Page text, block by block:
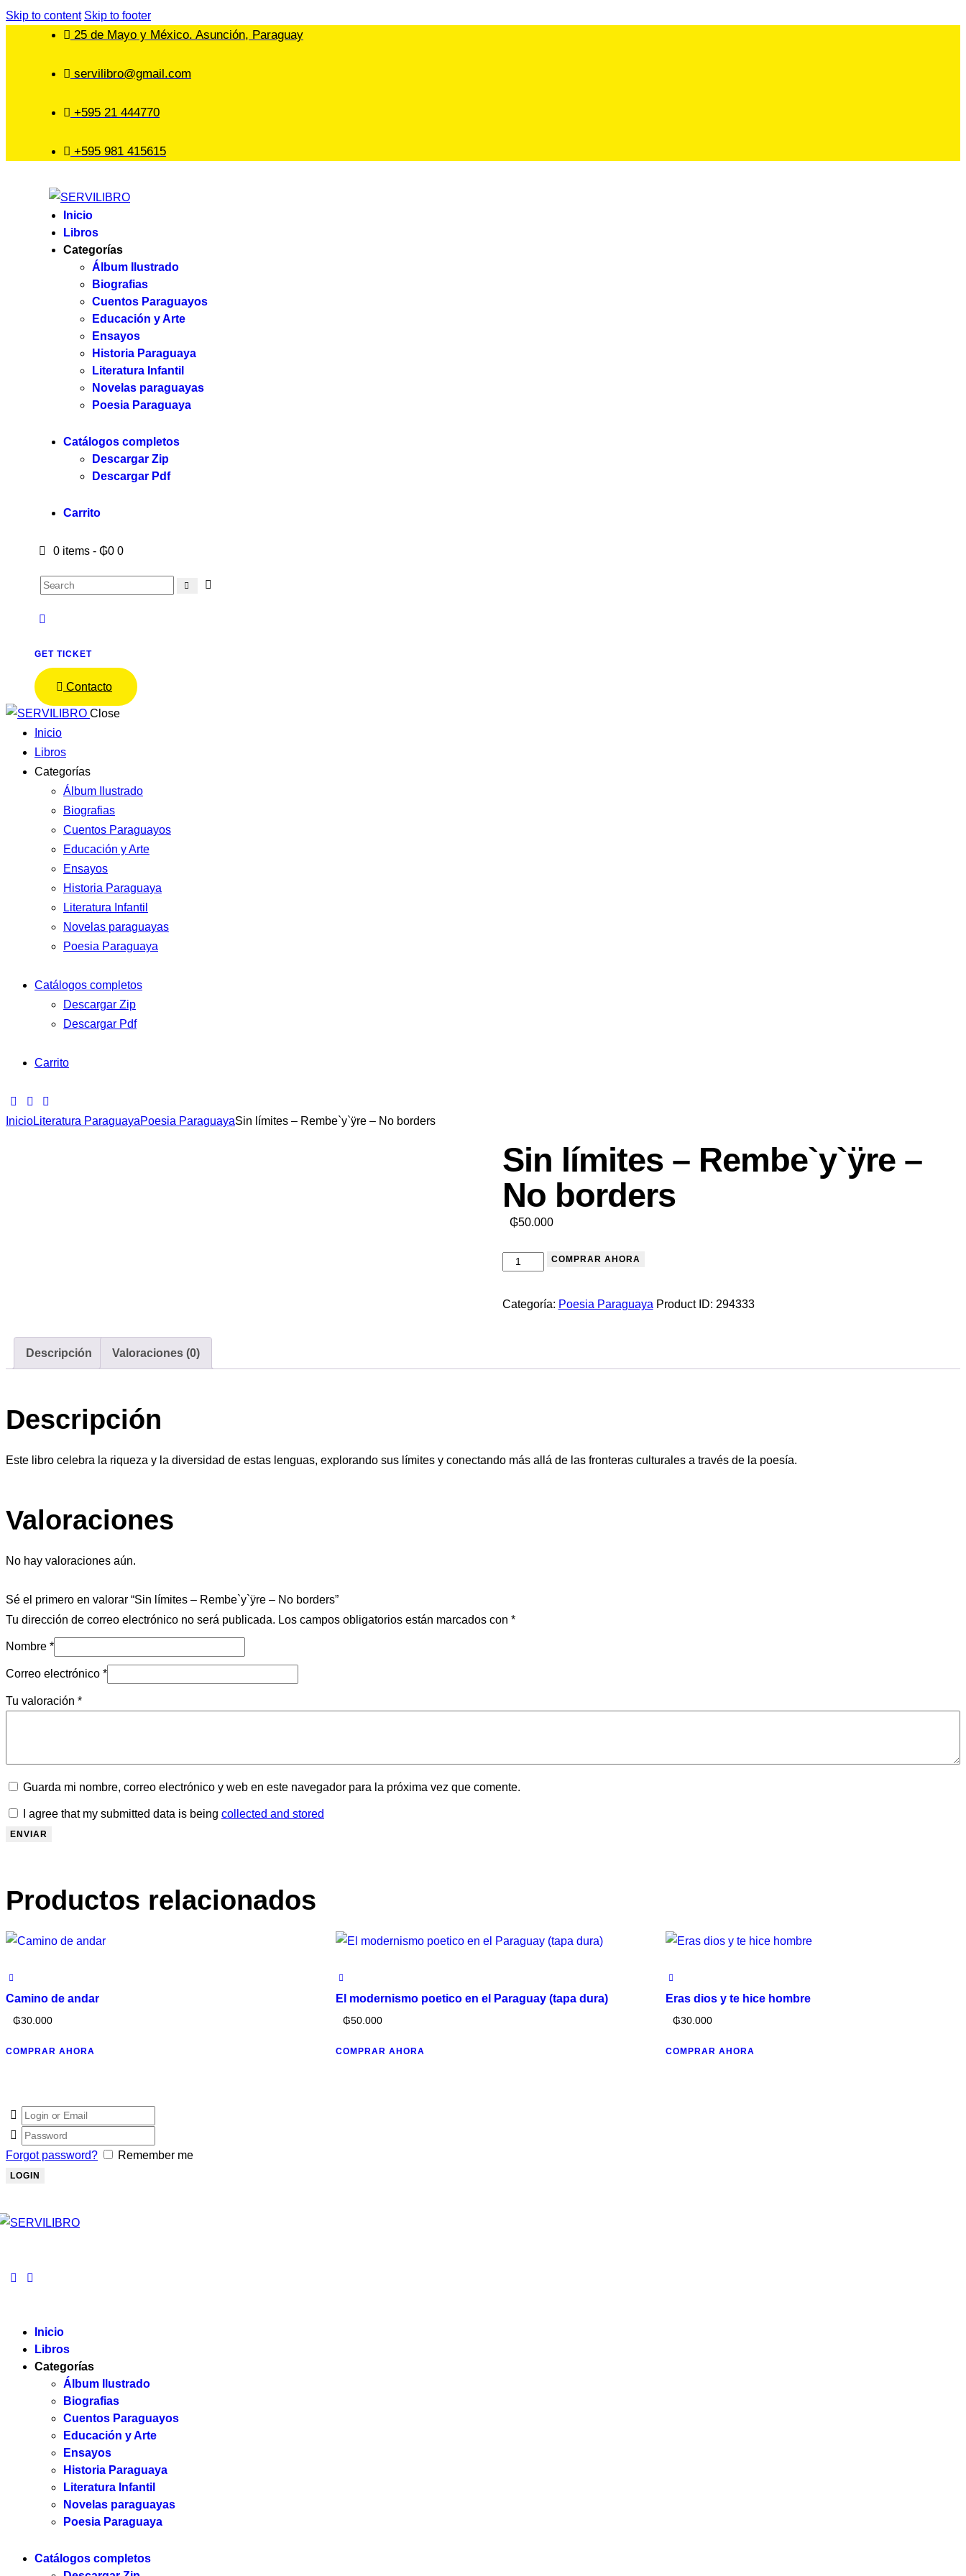
Skip to content Skip to footer
25 de Mayo y México. Asunción, Paraguay
servilibro@gmail.com
+595 21 444770
+595 981 415615
Inicio
Libros
Categorías
Álbum Ilustrado
Biografias
Cuentos Paraguayos
Educación y Arte
Ensayos
Historia Paraguaya
Literatura Infantil
Novelas paraguayas
Poesia Paraguaya
Catálogos completos
Descargar Zip
Descargar Pdf
Carrito
0 items - ₲0 0
GET TICKET
Contacto
Close
Inicio
Libros
Categorías
Álbum Ilustrado
Biografias
Cuentos Paraguayos
Educación y Arte
Ensayos
Historia Paraguaya
Literatura Infantil
Novelas paraguayas
Poesia Paraguaya
Catálogos completos
Descargar Zip
Descargar Pdf
Carrito
InicioLiteratura ParaguayaPoesia ParaguayaSin límites – Rembe`y`ÿre – No borders
Sin límites – Rembe`y`ÿre –
No borders
₲50.000
Sin
-
COMPRAR AHORA
Categoría: Poesia Paraguaya Product ID: 294333
Descripción Valoraciones (0)
Descripción
Este libro celebra la riqueza y la diversidad de estas lenguas, explorando sus límites y conectando más allá de las fronteras culturales a través de la poesía.
Valoraciones
No hay valoraciones aún.
Sé el primero en valorar “Sin límites – Rembe`y`ÿre – No borders”
Tu dirección de correo electrónico no será publicada. Los campos obligatorios están marcados con *
Nombre *
Correo electrónico *
Tu valoración *
Guarda mi nombre, correo electrónico y web en este navegador para la próxima vez que comente.
I agree that my submitted data is being collected and stored
Productos relacionados
Camino de andar
₲30.000
COMPRAR AHORA
El modernismo poetico en el Paraguay (tapa dura)
₲50.000
COMPRAR AHORA
Eras dios y te hice hombre
₲30.000
COMPRAR AHORA
Forgot password? Remember me
Inicio
Libros
Categorías
Álbum Ilustrado
Biografias
Cuentos Paraguayos
Educación y Arte
Ensayos
Historia Paraguaya
Literatura Infantil
Novelas paraguayas
Poesia Paraguaya
Catálogos completos